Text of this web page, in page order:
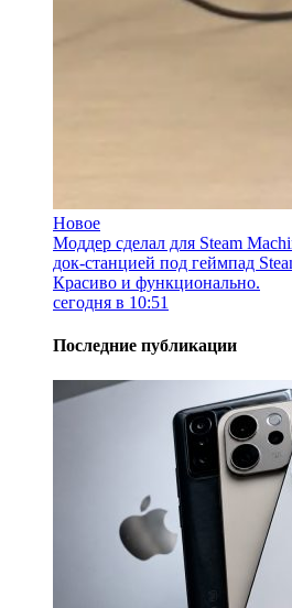
Новое
Моддер сделал для Steam
док-станцией под геймпад
Красиво и функционально.
сегодня в 10:51
Последние публикации